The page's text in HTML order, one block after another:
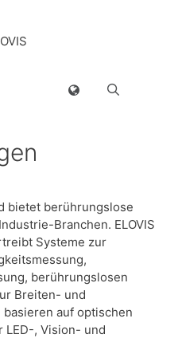
bietet berührungslose
Branchen. ELOVIS
Systeme zur
berührungslosen
Breiten- und
auf optischen
LED-, Vision- und